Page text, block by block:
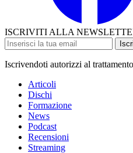
ISCRIVITI ALLA
Iscrivendoti autorizzi al
Articoli
Dischi
Formazione
News
Podcast
Recensioni
Streaming